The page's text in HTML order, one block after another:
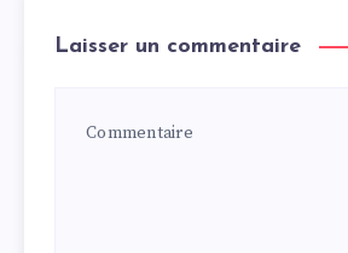
Laisser un commentaire